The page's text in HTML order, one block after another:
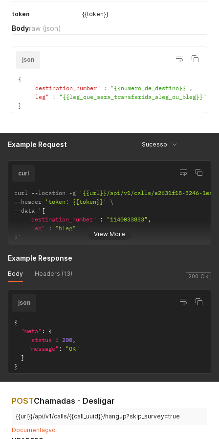
token {{token}}
Bodyraw (json)
json
{
"destination_number"
: "{{numero_de_destino}}" ,
"leg"
:
"{{leg_que_sera_transferida_aleg_ou_bleg}}"
}
Example Request Sucesso
View More
curl
curl --location -g
'{{url}}/api/v1/calls/e2631f18-3246-
--header 'token: {{token}}'
--data ' {
"destination_number"
: "1140033833" ,
"leg"
:
"bleg"
} '
200 OK
Example Response
Body Headers (13)
json
{
"meta" :
{
"status" : 200 ,
"message" :
"OK"
}
}
POSTChamadas - Desligar
{{url}}/api/v1/calls/{{call_uuid}}/hangup?skip_survey=true
Documentação